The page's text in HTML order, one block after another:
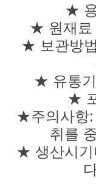
★
★ 원재료
★ 보관방
★ 유통
★
★주의사항:
취를
★ 생산시기